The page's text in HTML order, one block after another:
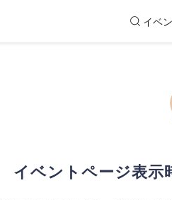
イベ
イベントページ表示